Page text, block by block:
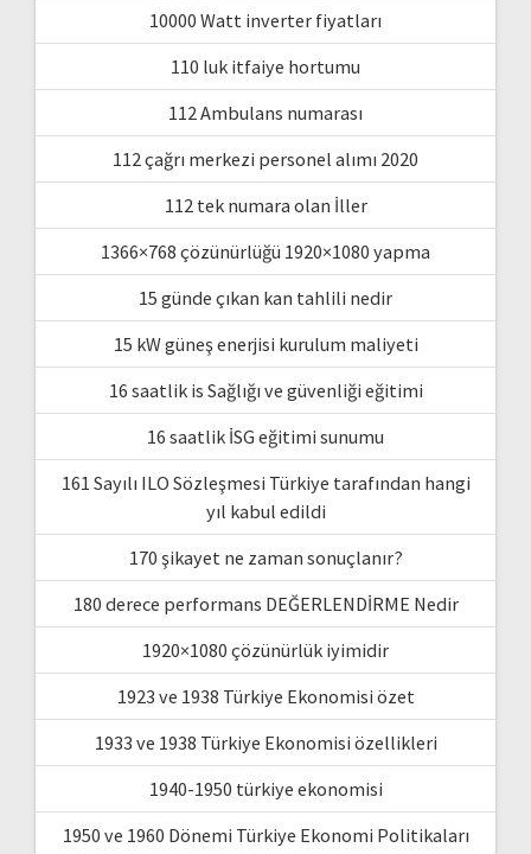
10000 Watt inverter fiyatları
110 luk itfaiye hortumu
112 Ambulans numarası
112 çağrı merkezi personel alımı 2020
112 tek numara olan İller
1366×768 çözünürlüğü 1920×1080 yapma
15 günde çıkan kan tahlili nedir
15 kW güneş enerjisi kurulum maliyeti
16 saatlik is Sağlığı ve güvenliği eğitimi
16 saatlik İSG eğitimi sunumu
161 Sayılı ILO Sözleşmesi Türkiye tarafından hangi
yıl kabul edildi
170 şikayet ne zaman sonuçlanır?
180 derece performans DEĞERLENDİRME Nedir
1920×1080 çözünürlük iyimidir
1923 ve 1938 Türkiye Ekonomisi özet
1933 ve 1938 Türkiye Ekonomisi özellikleri
1940-1950 türkiye ekonomisi
1950 ve 1960 Dönemi Türkiye Ekonomi Politikaları